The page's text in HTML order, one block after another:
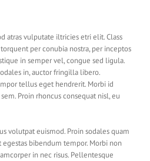
atras vulputate iltricies etri elit. Class
per conubia nostra, per inceptos
in semper vel, congue sed ligula.
in, auctor fringilla libero.
tellus eget hendrerit. Morbi id
Proin rhoncus consequat nisl, eu
volutpat euismod. Proin sodales quam
bibendum tempor. Morbi non
in nec risus. Pellentesque